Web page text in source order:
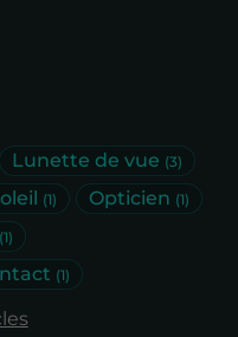
Lunette de vue (3)
(1) Opticien (1)
(1)
(1)